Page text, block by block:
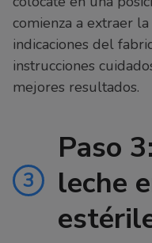
comienza a extraer
indicaciones del
instrucciones
mejores resultados.
3
Paso
leche